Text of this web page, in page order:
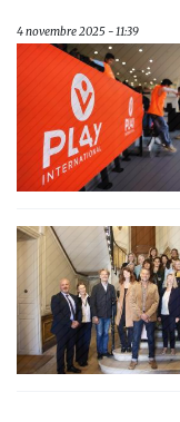
4 novembre 2025 - 11:39